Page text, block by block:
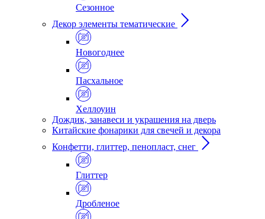
Сезонное
Декор элементы тематические
Новогоднее
Пасхальное
Хеллоуин
Дождик, занавеси и украшения на дверь
Китайские фонарики для свечей и декора
Конфетти, глиттер, пенопласт, снег
Глиттер
Дробленое